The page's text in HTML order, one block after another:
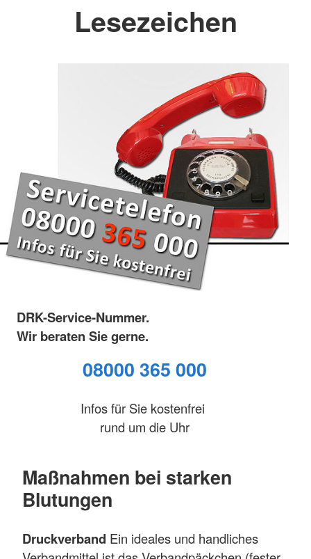
Lesezeichen
DRK-Service-Nummer.
Wir beraten Sie gerne.
08000 365 000
Infos für Sie kostenfrei
rund um die Uhr
Maßnahmen bei starken
Blutungen
Druckverband Ein ideales und handliches